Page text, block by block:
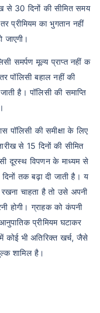
से 30 दिनों की सीमित समय
प्रीमियम का भुगतान नहीं
जाएगी।
समर्पण मूल्य प्राप्त नहीं क
पॉलिसी बहाल नहीं की
है। पॉलिसी की समाप्ति
पॉलिसी की समीक्षा के लिए
से 15 दिनों की सीमित
दूरस्थ विपणन के माध्यम से
तक बढ़ा दी जाती है। य
रखना चाहता है तो उसे अपनी
होगी। ग्राहक को कंपनी
प्रीमियम घटाकर
कोई भी अतिरिक्त खर्च, जैसे
शामिल है।
*
एक कदम दूर है
— एक गैर-धूम्रपान करने वाले व्यक्ति के लिए, जिसे
माह, 1 करोड़ के टर्म लाइफ इंश्योरेंस की शुरुआती
बीमारी नहीं है, 46 वर्ष की आयु तक कवर।
है — एक गैर-धूम्रपान करने वाले व्यक्ति के लिए, जिसे